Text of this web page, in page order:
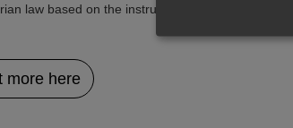
law based on the instructions of our mainly
more here